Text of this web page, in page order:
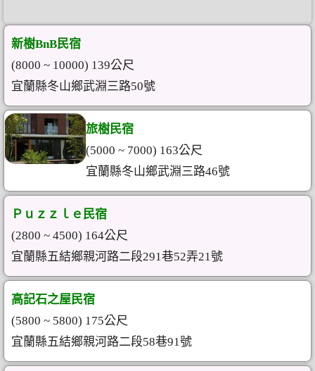
新樹BnB民宿
(8000 ~ 10000) 139公尺
宜蘭縣冬山鄉武淵三路50號
旅樹民宿
(5000 ~ 7000) 163公尺
宜蘭縣冬山鄉武淵三路46號
Ｐｕｚｚｌｅ民宿
(2800 ~ 4500) 164公尺
宜蘭縣五結鄉親河路二段291巷52弄21號
高記石之屋民宿
(5800 ~ 5800) 175公尺
宜蘭縣五結鄉親河路二段58巷91號